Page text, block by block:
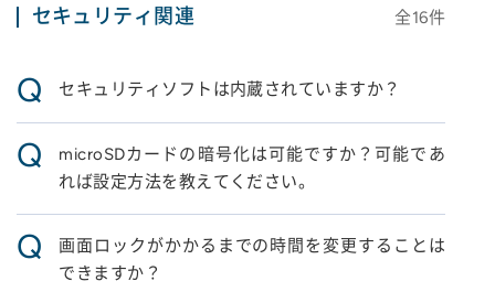
セキュリティ関連 全16件
Q セキュリティソフトは内蔵されていますか？
Q
microSDカードの暗号化は可能ですか？可能であ
れば設定方法を教えてください。
Q
画面ロックがかかるまでの時間を変更することは
できますか？